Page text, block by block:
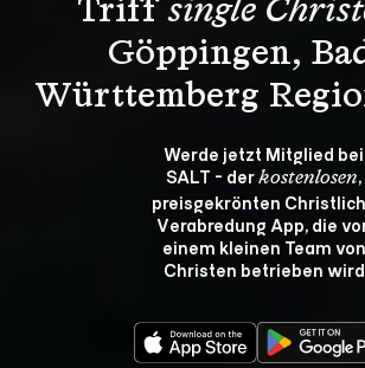
Triff single
Göppingen,
Württemberg
Werde jetzt Mitglied bei
SALT - der kostenlosen,
preisgekrönten
Verabredung App, die
einem kleinen Team von
Christen betrieben